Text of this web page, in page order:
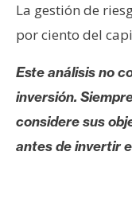
La gestión de
por ciento del
Este análisis no
inversión.
considere sus
antes de invertir